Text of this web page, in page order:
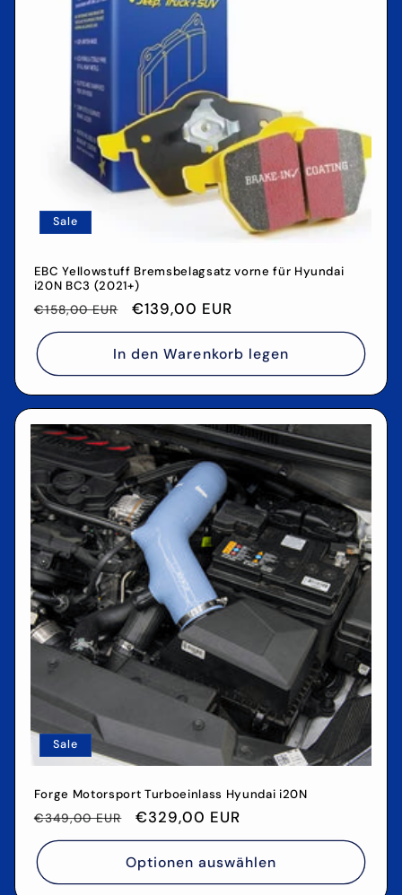
Sale
EBC Yellowstuff Bremsbelagsatz vorne für Hyundai
i20N BC3 (2021+)
Normaler
Preis
€158,00 EUR Verkaufspreis
€139,00 EUR
In den Warenkorb legen
Sale
Forge Motorsport Turboeinlass Hyundai i20N
Normaler
Preis
€349,00 EUR Verkaufspreis
€329,00 EUR
Optionen auswählen